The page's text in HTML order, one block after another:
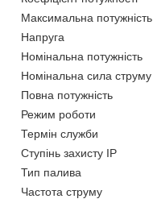
Максимальна потужність
Напруга
Номінальна потужність
Номінальна сила струму
Повна потужність
Режим роботи
Термін служби
Ступінь захисту IP
Тип палива
Частота струму